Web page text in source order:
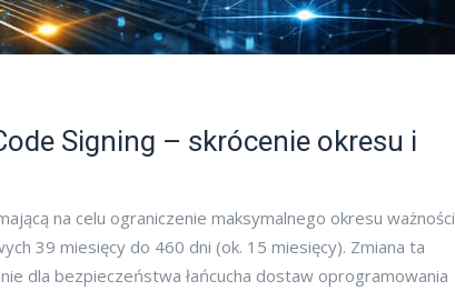
Signing – skrócenie okresu i
na celu ograniczenie maksymalnego okresu ważności
39 miesięcy do 460 dni (ok. 15 miesięcy). Zmiana ta
dla bezpieczeństwa łańcucha dostaw oprogramowania